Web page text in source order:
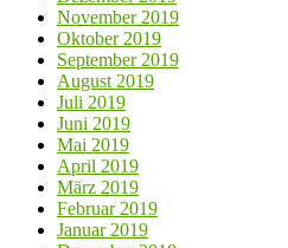
November 2019
Oktober 2019
September 2019
August 2019
Juli 2019
Juni 2019
Mai 2019
April 2019
März 2019
Februar 2019
Januar 2019